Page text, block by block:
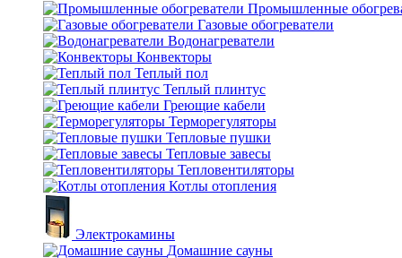
Промышленные
Газовые обогреватели
Водонагреватели
Конвекторы
Теплый пол
Теплый плинтус
Греющие кабели
Терморегуляторы
Тепловые пушки
Тепловые завесы
Тепловентиляторы
Котлы отопления
Электрокамины
Домашние сауны